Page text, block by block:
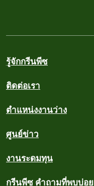
รู้จักกรีนพีซ
ติดต่อเรา
ตำแหน่งงานว่าง
ศูนย์ข่าว
งานระดมทุน
กรีนพีซ คำถามที่พบบ่อย